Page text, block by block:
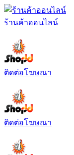
ร้านค้าออนไลน์
ติดต่อโฆษณา
ติดต่อโฆษณา